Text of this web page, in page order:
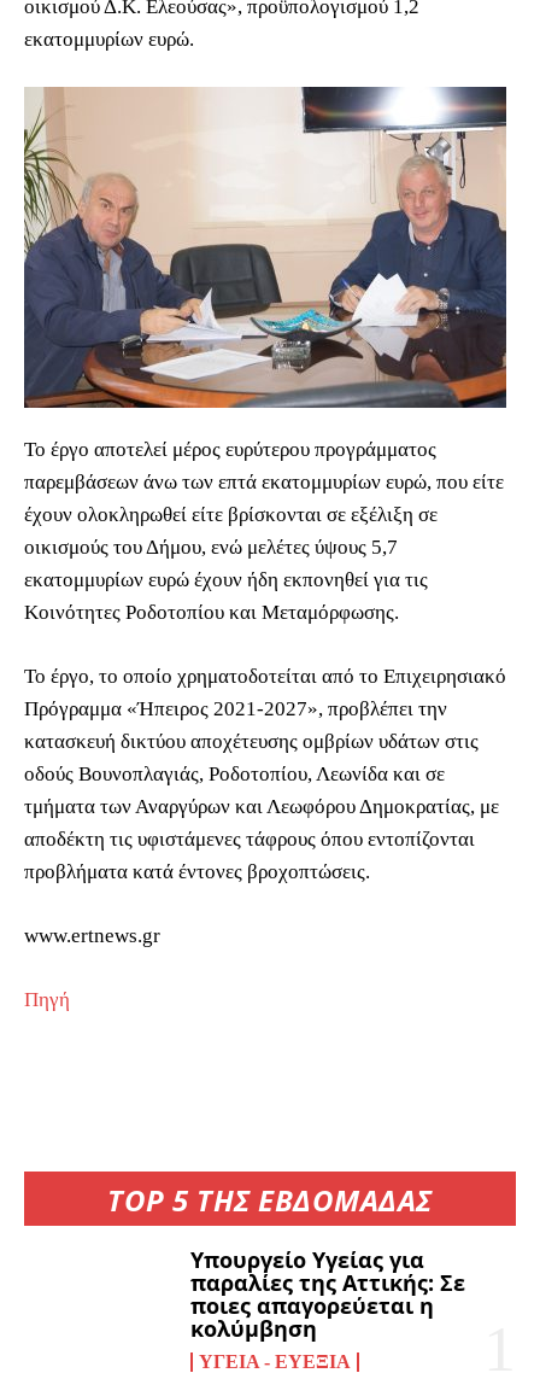
TOP 5 ΤΗΣ ΕΒΔΟΜΑΔΑΣ
Υπουργείο Υγείας για
παραλίες της Αττικής: Σε
ποιες απαγορεύεται η
κολύμβηση
ΥΓΕΊΑ - ΕΥΕΞΊΑ
οικισμού Δ.Κ. Ελεούσας», προϋπολογισμού 1,2
εκατομμυρίων ευρώ.
Το έργο αποτελεί μέρος ευρύτερου προγράμματος
παρεμβάσεων άνω των επτά εκατομμυρίων ευρώ, που είτε
έχουν ολοκληρωθεί είτε βρίσκονται σε εξέλιξη σε
οικισμούς του Δήμου, ενώ μελέτες ύψους 5,7
εκατομμυρίων ευρώ έχουν ήδη εκπονηθεί για τις
Κοινότητες Ροδοτοπίου και Μεταμόρφωσης.
Το έργο, το οποίο χρηματοδοτείται από το Επιχειρησιακό
Πρόγραμμα «Ήπειρος 2021-2027», προβλέπει την
κατασκευή δικτύου αποχέτευσης ομβρίων υδάτων στις
οδούς Βουνοπλαγιάς, Ροδοτοπίου, Λεωνίδα και σε
τμήματα των Αναργύρων και Λεωφόρου Δημοκρατίας, με
αποδέκτη τις υφιστάμενες τάφρους όπου εντοπίζονται
προβλήματα κατά έντονες βροχοπτώσεις.
www.ertnews.gr
Πηγή